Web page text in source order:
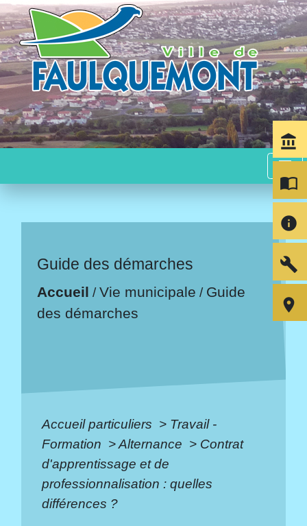
menu
Guide des démarches
Accueil /Vie municipale / Guide
des démarches
Accueil particuliers > Travail -
Formation >Alternance > Contrat
d'apprentissage et de
professionnalisation : quelles
différences ?
account_balance
import_contacts
info
build
room